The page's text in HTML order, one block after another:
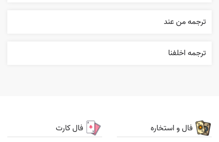
ترجمه من عند
ترجمه اخلفنا
فال و استخاره فال کارت